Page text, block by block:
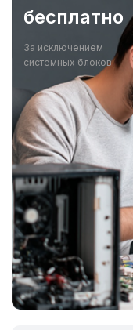
бесплатно
За исключением
системных блоков